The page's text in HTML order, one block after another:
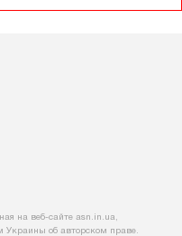
на веб-сайте asn.in.ua,
Украины об авторском праве.